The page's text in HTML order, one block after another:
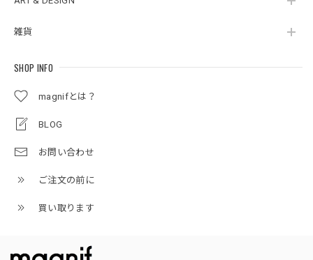
雑貨
SHOP INFO
magnifとは？
BLOG
お問い合わせ
ご注文の前に
買い取ります